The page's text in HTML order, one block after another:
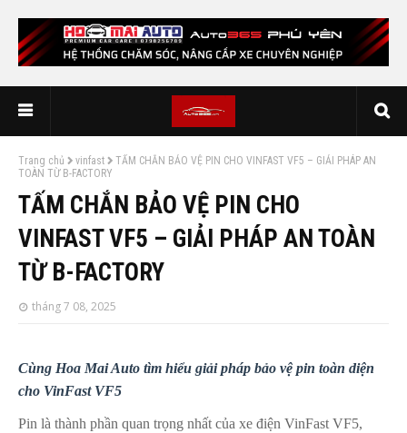
Trang chủ vinfast
TẤM CHẮN BẢO VỆ PIN CHO VINFAST VF5 – GIẢI PHÁP AN
TOÀN TỪ B-FACTORY
TẤM CHẮN BẢO VỆ PIN CHO
VINFAST VF5 – GIẢI PHÁP AN TOÀN
TỪ B-FACTORY
tháng 7 08, 2025
Cùng Hoa Mai Auto tìm hiểu giải pháp bảo vệ pin toàn diện
cho VinFast VF5
Pin là thành phần quan trọng nhất của xe điện VinFast VF5,